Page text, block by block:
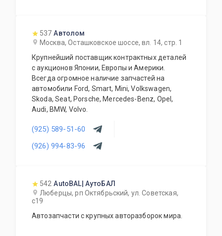
537 Автолом
Москва, Осташковское шоссе, вл. 14, стр. 1
Крупнейший поставщик контрактных деталей
с аукционов Японии, Европы и Америки.
Всегда огромное наличие запчастей на
автомобили Ford, Smart, Mini, Volkswagen,
Skoda, Seat, Porsche, Mercedes-Benz, Opel,
Audi, BMW, Volvo.
(925) 589-51-60
(926) 994-83-96
542 AutoBAL| АутоБАЛ
Люберцы, рп Октябрьский, ул. Советская,
с19
Автозапчасти с крупных авторазборок мира.